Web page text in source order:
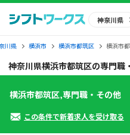
神奈川県
川県 横浜市 横浜市都筑区 横浜市
神奈川県横浜市都筑区の専門職
横浜市都筑区,専門職・その他
この条件で新着求人を受け取る